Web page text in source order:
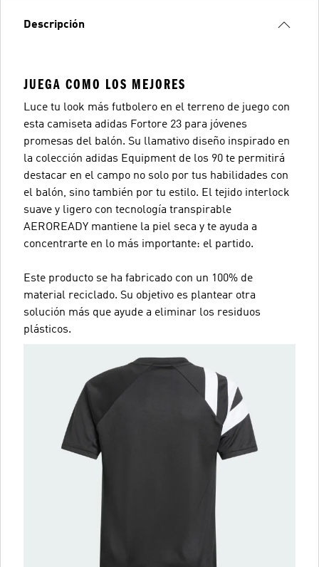
Descripción
JUEGA COMO LOS MEJORES
Luce tu look más futbolero en el terreno de juego con
esta camiseta adidas Fortore 23 para jóvenes
promesas del balón. Su llamativo diseño inspirado en
la colección adidas Equipment de los 90 te permitirá
destacar en el campo no solo por tus habilidades con
el balón, sino también por tu estilo. El tejido interlock
suave y ligero con tecnología transpirable
AEROREADY mantiene la piel seca y te ayuda a
concentrarte en lo más importante: el partido.
Este producto se ha fabricado con un 100% de
material reciclado. Su objetivo es plantear otra
solución más que ayude a eliminar los residuos
plásticos.